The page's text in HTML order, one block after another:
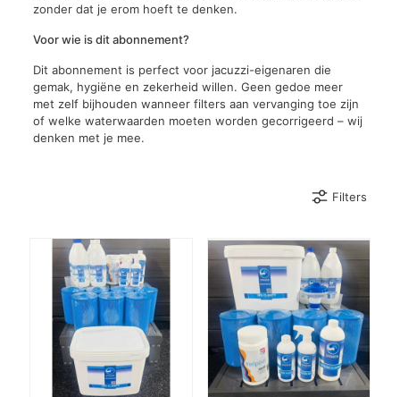
zonder dat je erom hoeft te denken.
Voor wie is dit abonnement?
Dit abonnement is perfect voor jacuzzi-eigenaren die
gemak, hygiëne en zekerheid willen. Geen gedoe meer
met zelf bijhouden wanneer filters aan vervanging toe zijn
of welke waterwaarden moeten worden gecorrigeerd – wij
denken met je mee.
Filters